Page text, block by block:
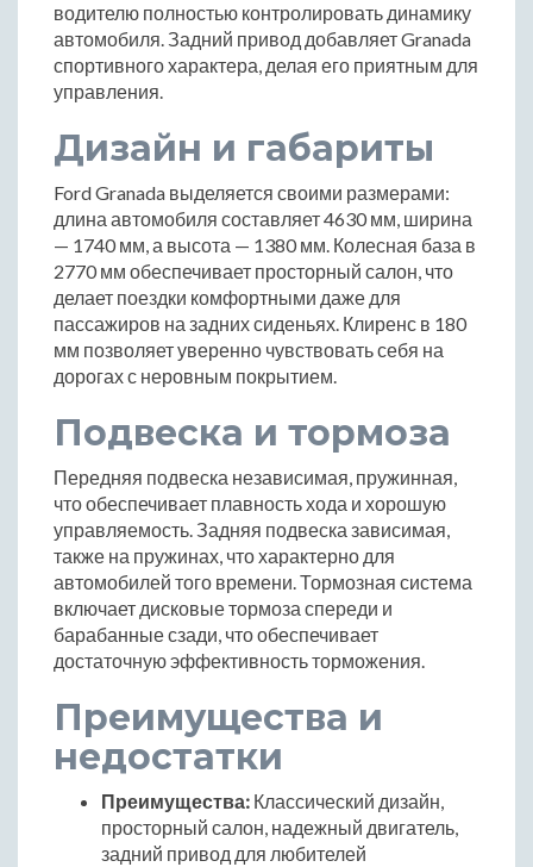
водителю полностью контролировать динамику
автомобиля. Задний привод добавляет Granada
спортивного характера, делая его приятным для
управления.
Дизайн и габариты
Ford Granada выделяется своими размерами:
длина автомобиля составляет 4630 мм, ширина
— 1740 мм, а высота — 1380 мм. Колесная база в
2770 мм обеспечивает просторный салон, что
делает поездки комфортными даже для
пассажиров на задних сиденьях. Клиренс в 180
мм позволяет уверенно чувствовать себя на
дорогах с неровным покрытием.
Подвеска и тормоза
Передняя подвеска независимая, пружинная,
что обеспечивает плавность хода и хорошую
управляемость. Задняя подвеска зависимая,
также на пружинах, что характерно для
автомобилей того времени. Тормозная система
включает дисковые тормоза спереди и
барабанные сзади, что обеспечивает
достаточную эффективность торможения.
Преимущества и
недостатки
Преимущества: Классический дизайн,
просторный салон, надежный двигатель,
задний привод для любителей